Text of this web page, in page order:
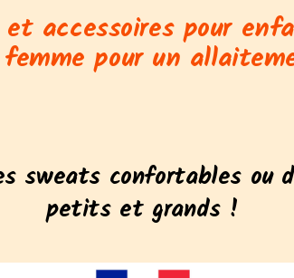
et accessoires pour
pour un
sweats confortables ou
petits et grands !